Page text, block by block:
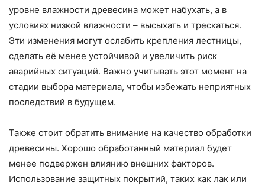
уровне влажности древесина может набухать, а в
условиях низкой влажности – высыхать и трескаться.
Эти изменения могут ослабить крепления лестницы,
сделать её менее устойчивой и увеличить риск
аварийных ситуаций. Важно учитывать этот момент на
стадии выбора материала, чтобы избежать неприятных
последствий в будущем.
Также стоит обратить внимание на качество обработки
древесины. Хорошо обработанный материал будет
менее подвержен влиянию внешних факторов.
Использование защитных покрытий, таких как лак или